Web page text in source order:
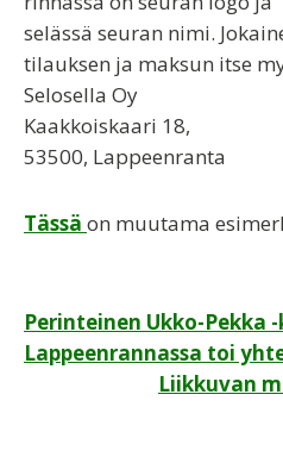
selässä seuran nimi.
tilauksen ja maksun itse
Selosella Oy
Kaakkoiskaari 18,
53500, Lappeenranta
Tässä on muutama
Artikkelien
selaus
Perinteinen Ukko-Pekka
Lappeenrannassa toi
Liikkuvan